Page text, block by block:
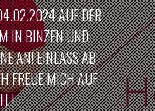
AUF DER
IN BINZEN UND
AN! EINLASS AB
FREUE MICH AUF
!